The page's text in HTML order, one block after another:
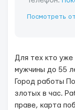
Посмотреть
Для тех кто
мужчины до 55
Город работы
злотых в час.
праве, карта